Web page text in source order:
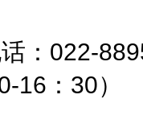
022-
16：30）